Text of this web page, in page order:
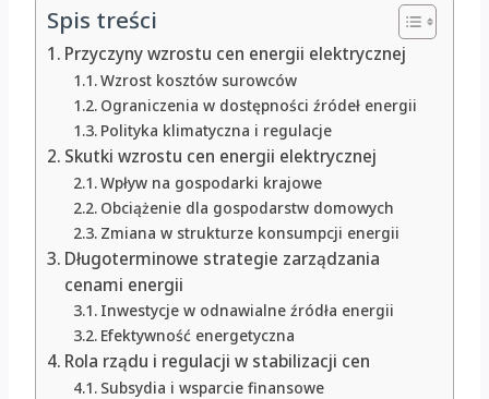
Spis treści
Przyczyny wzrostu cen energii elektrycznej
Wzrost kosztów surowców
Ograniczenia w dostępności źródeł energii
Polityka klimatyczna i regulacje
Skutki wzrostu cen energii elektrycznej
Wpływ na gospodarki krajowe
Obciążenie dla gospodarstw domowych
Zmiana w strukturze konsumpcji energii
Długoterminowe strategie zarządzania
cenami energii
Inwestycje w odnawialne źródła energii
Efektywność energetyczna
Rola rządu i regulacji w stabilizacji cen
Subsydia i wsparcie finansowe